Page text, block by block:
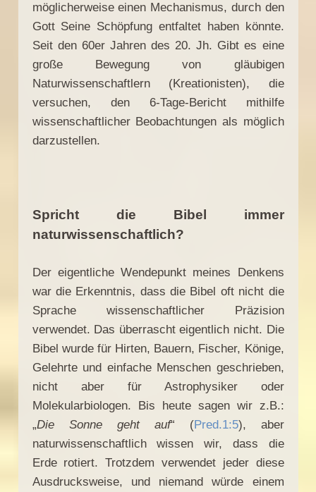
möglicherweise einen Mechanismus, durch den
Gott Seine Schöpfung entfaltet haben könnte.
Seit den 60er Jahren des 20. Jh. Gibt es eine
große Bewegung von gläubigen
Naturwissenschaftlern (Kreationisten), die
versuchen, den 6-Tage-Bericht mithilfe
wissenschaftlicher Beobachtungen als möglich
darzustellen.
Spricht die Bibel immer
naturwissenschaftlich?
Der eigentliche Wendepunkt meines Denkens
war die Erkenntnis, dass die Bibel oft nicht die
Sprache wissenschaftlicher Präzision
verwendet. Das überrascht eigentlich nicht. Die
Bibel wurde für Hirten, Bauern, Fischer, Könige,
Gelehrte und einfache Menschen geschrieben,
nicht aber für Astrophysiker oder
Molekularbiologen. Bis heute sagen wir z.B.:
„Die Sonne geht auf“ (Pred.1:5), aber
naturwissenschaftlich wissen wir, dass die
Erde rotiert. Trotzdem verwendet jeder diese
Ausdrucksweise, und niemand würde einem